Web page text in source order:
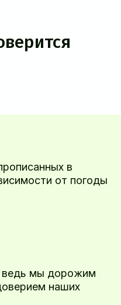
в
от погоды
ведь мы дорожим
наших